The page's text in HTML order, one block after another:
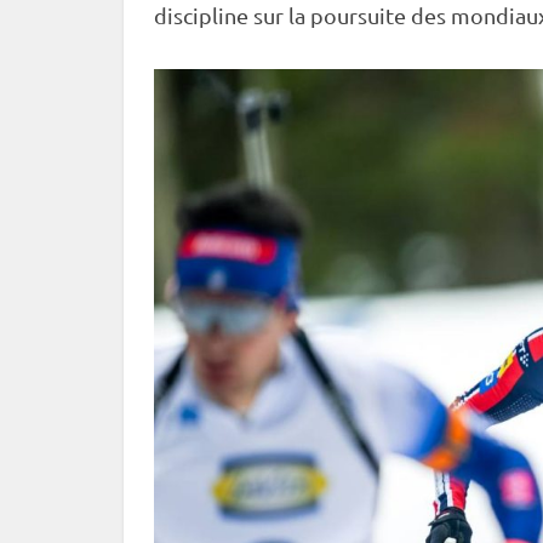
discipline sur la poursuite des